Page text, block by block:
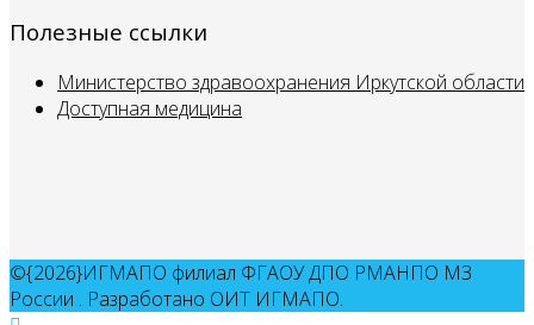
Полезные ссылки
Министерство здравоохранения Иркутской области
Доступная медицина
©{2026}ИГМАПО филиал ФГАОУ ДПО РМАНПО МЗ
России . Разработано ОИТ ИГМАПО.